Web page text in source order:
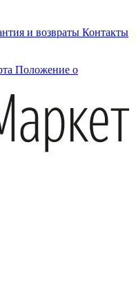
и возвраты Контакты
Положение о